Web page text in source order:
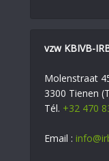
vzw KBIVB-
Molenstraat
3300 Tienen
Tél. +32 470
Email :